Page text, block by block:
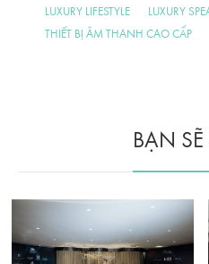
LUXURY LIFESTYLE
LUXURY
THIẾT BỊ ÂM THANH CAO CẤP
BẠN